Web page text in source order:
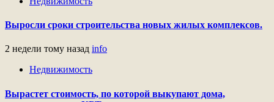
Выросли сроки строительства новых жилых комплексов.
2 недели тому назад info
Недвижимость
Вырастет стоимость, по которой выкупают дома,